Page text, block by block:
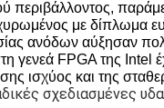
περιβάλλοντος,
με δίπλωμα
ανόδων αύξησαν
γενεά FPGA της Intel
ισχύος και της
σχεδιασμένες